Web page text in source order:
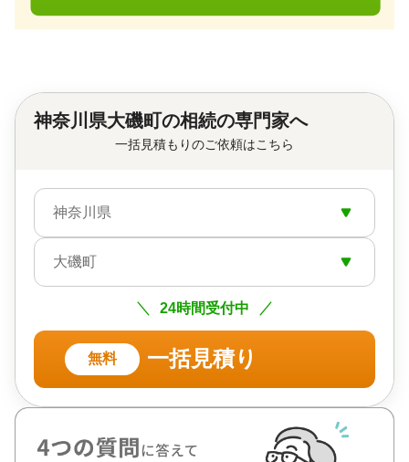
神奈川県大磯町の相続の専門家へ
一括見積もりのご依頼はこちら
神奈川県
大磯町
24時間受付中
無料 一括見積り